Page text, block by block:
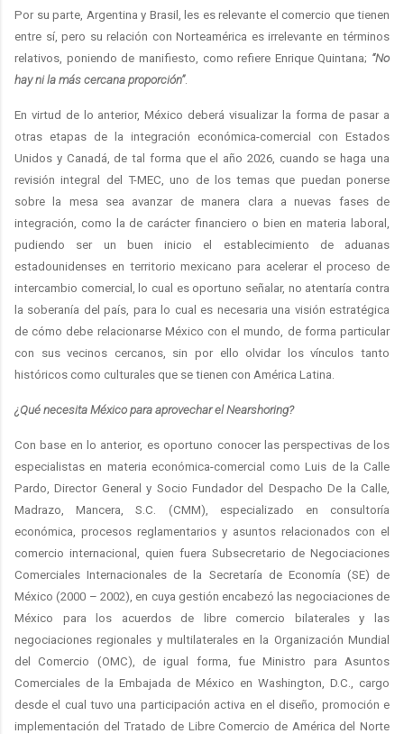
Por su parte, Argentina y Brasil, les es relevante el comercio que tienen
entre sí, pero su relación con Norteamérica es irrelevante en términos
relativos, poniendo de manifiesto, como refiere Enrique Quintana; “No
hay ni la más cercana proporción”.
En virtud de lo anterior, México deberá visualizar la forma de pasar a
otras etapas de la integración económica-comercial con Estados
Unidos y Canadá, de tal forma que el año 2026, cuando se haga una
revisión integral del T-MEC, uno de los temas que puedan ponerse
sobre la mesa sea avanzar de manera clara a nuevas fases de
integración, como la de carácter financiero o bien en materia laboral,
pudiendo ser un buen inicio el establecimiento de aduanas
estadounidenses en territorio mexicano para acelerar el proceso de
intercambio comercial, lo cual es oportuno señalar, no atentaría contra
la soberanía del país, para lo cual es necesaria una visión estratégica
de cómo debe relacionarse México con el mundo, de forma particular
con sus vecinos cercanos, sin por ello olvidar los vínculos tanto
históricos como culturales que se tienen con América Latina.
¿Qué necesita México para aprovechar el Nearshoring?
Con base en lo anterior, es oportuno conocer las perspectivas de los
especialistas en materia económica-comercial como Luis de la Calle
Pardo, Director General y Socio Fundador del Despacho De la Calle,
Madrazo, Mancera, S.C. (CMM), especializado en consultoría
económica, procesos reglamentarios y asuntos relacionados con el
comercio internacional, quien fuera Subsecretario de Negociaciones
Comerciales Internacionales de la Secretaría de Economía (SE) de
México (2000 – 2002), en cuya gestión encabezó las negociaciones de
México para los acuerdos de libre comercio bilaterales y las
negociaciones regionales y multilaterales en la Organización Mundial
del Comercio (OMC), de igual forma, fue Ministro para Asuntos
Comerciales de la Embajada de México en Washington, D.C., cargo
desde el cual tuvo una participación activa en el diseño, promoción e
implementación del Tratado de Libre Comercio de América del Norte